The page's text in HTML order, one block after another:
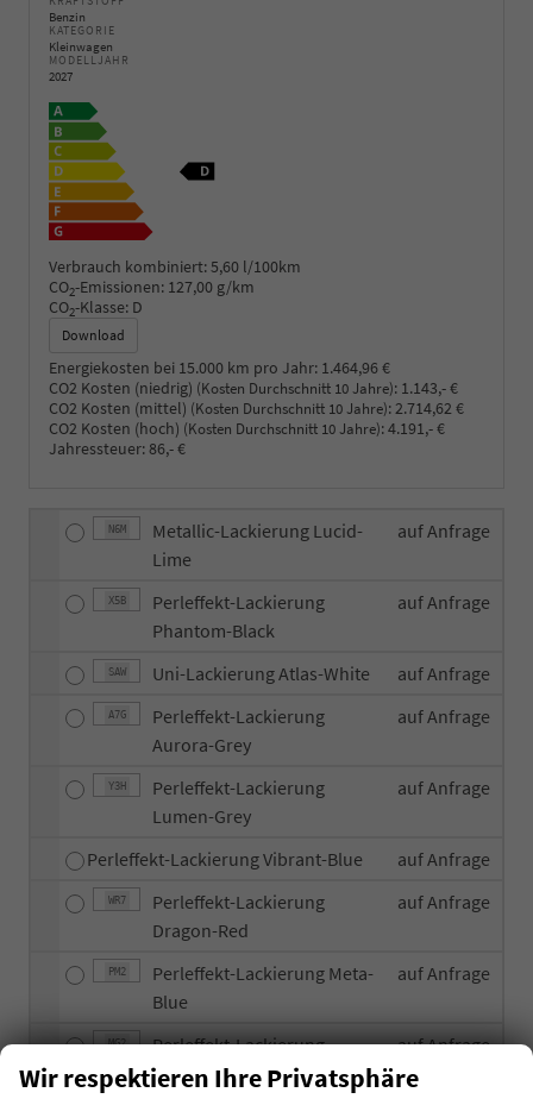
Benzin
KATEGORIE
Kleinwagen
MODELLJAHR
2027
Verbrauch kombiniert:5,60 l/100km
CO2-Emissionen: 127,00 g/km
CO2-Klasse: D
Download
Energiekosten bei 15.000 km pro Jahr: 1.464,96 €
CO2 Kosten (niedrig) (Kosten Durchschnitt 10 Jahre): 1.143,- €
CO2 Kosten (mittel) (Kosten Durchschnitt 10 Jahre):2.714,62 €
CO2 Kosten (hoch) (Kosten Durchschnitt 10 Jahre):4.191,- €
Jahressteuer:86,- €
N6M
Metallic-Lackierung Lucid-
Lime
auf Anfrage
X5B
Perleffekt-Lackierung
Phantom-Black
auf Anfrage
SAW Uni-Lackierung Atlas-White auf Anfrage
A7G
Perleffekt-Lackierung
Aurora-Grey
auf Anfrage
Y3H
Perleffekt-Lackierung
Lumen-Grey
auf Anfrage
Perleffekt-Lackierung Vibrant-Blue auf Anfrage
WR7
Perleffekt-Lackierung
Dragon-Red
auf Anfrage
PM2
Perleffekt-Lackierung Meta-
Blue
auf Anfrage
MG2
Perleffekt-Lackierung
Mangrove-Green
auf Anfrage
Wir respektieren Ihre Privatsphäre